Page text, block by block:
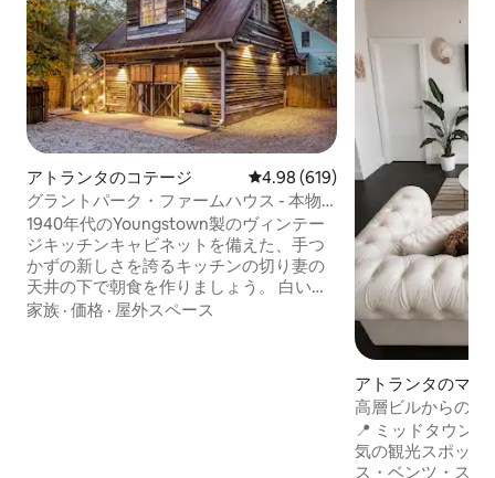
アトランタのコテージ レビュー619件、5つ星中4.98つ
4.98 (619)
グラントパーク・ファームハウス - 本物
の南部の魅力
1940年代のYoungstown製のヴィンテー
ジキッチンキャビネットを備えた、手つ
かずの新しさを誇るキッチンの切り妻の
天井の下で朝食を作りましょう。 白い木
のシープラップ、オーク材のスクラップ
家族 · 価格 · 屋外スペース
アトランタのマン
アパート
高層ビルからの景
• FIFAワールドカ
📍 ミッドタウンの
気の観光スポット
ス・ベンツ・スタ